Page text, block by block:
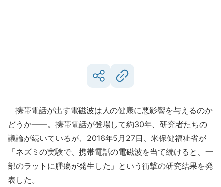
携帯電話が出す電磁波は人の健康に悪影響を与えるのか
どうか――。携帯電話が登場して約30年、研究者たちの
議論が続いているが、2016年5月27日、米保健福祉省が
「ネズミの実験で、携帯電話の電磁波を当て続けると、一
部のラットに腫瘍が発生した」という衝撃の研究結果を発
表した。